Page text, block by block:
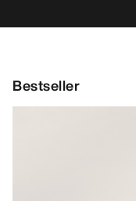
Bestseller